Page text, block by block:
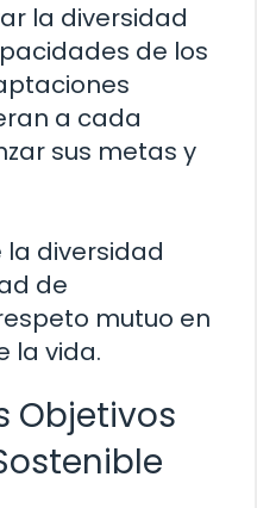
la diversidad
de los
a cada
sus metas y
la diversidad
de
mutuo en
la vida.
Objetivos